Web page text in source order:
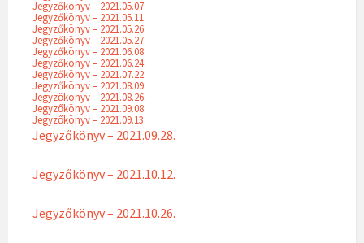
Jegyzőkönyv – 2021.05.07.
Jegyzőkönyv – 2021.05.11.
Jegyzőkönyv – 2021.05.26.
Jegyzőkönyv – 2021.05.27.
Jegyzőkönyv – 2021.06.08.
Jegyzőkönyv – 2021.06.24.
Jegyzőkönyv – 2021.07.22.
Jegyzőkönyv – 2021.08.09.
Jegyzőkönyv – 2021.08.26.
Jegyzőkönyv – 2021.09.08.
Jegyzőkönyv – 2021.09.13.
Jegyzőkönyv – 2021.09.28.
Jegyzőkönyv – 2021.10.12.
Jegyzőkönyv – 2021.10.26.